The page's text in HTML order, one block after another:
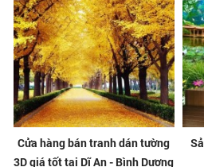
Cửa hàng bán tranh dán tường
3D giá tốt tại Dĩ An - Bình Dương